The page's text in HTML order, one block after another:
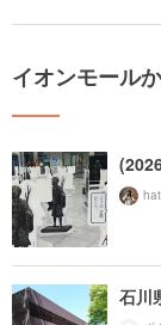
イオンモール
石川